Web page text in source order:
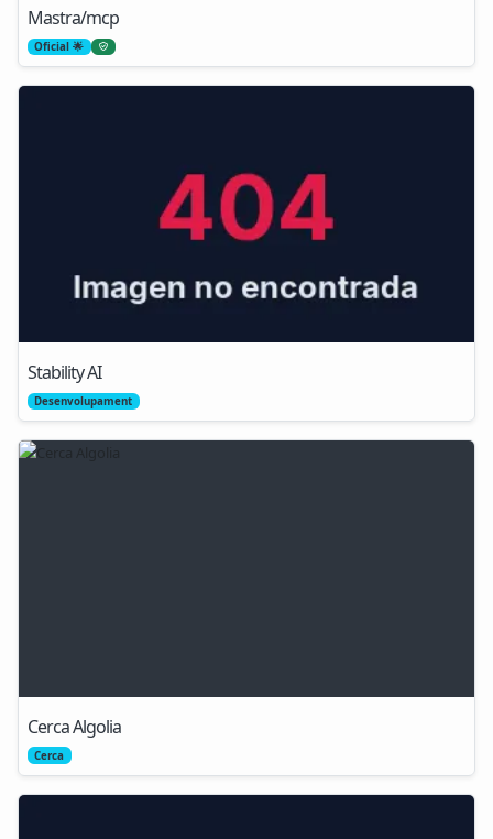
Mastra/mcp
Oficial 🌟
Stability AI
Desenvolupament
Cerca Algolia
Cerca